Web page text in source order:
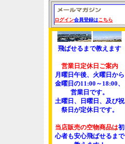
ログイン会員登録はこちら
飛ばせるまで教えます
営業日定休日ご案内
月曜日午後、火曜日から
金曜日の11:00～18:00、
営業日です。
土曜日、日曜日、及び祝
祭日が定休日です。
当店販売の空物商品は初
心者も安心飛ばせるまで